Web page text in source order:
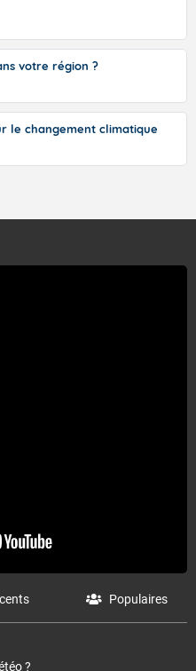
votre région ?
le changement climatique
Populaires
?